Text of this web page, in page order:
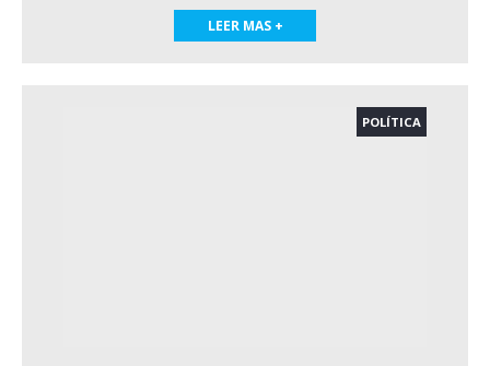
LEER MAS +
POLÍTICA